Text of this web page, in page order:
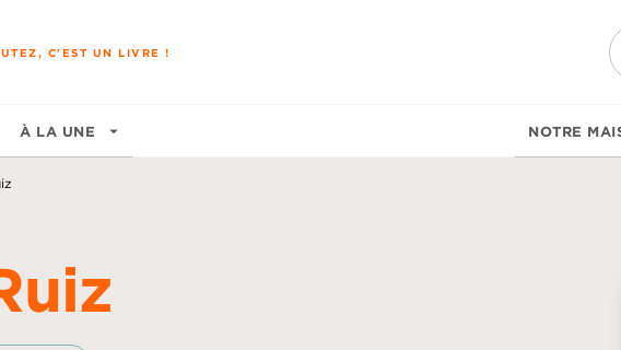
C'EST UN LIVRE !
À LA UNE arrow_drop_down NOTRE